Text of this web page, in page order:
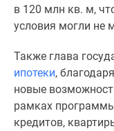
Квартиры
Ипотечный
калькулятор
Семейная
ипотека
Военная
в 120 млн кв. м,
условия могли не
Также глава
ипотеки,
новые
рамках
кредитов,